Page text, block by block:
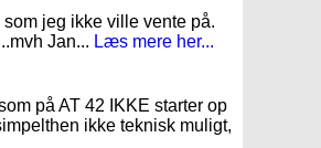
jeg ikke ville vente på.
Jan... Læs mere her...
på AT 42 IKKE starter op
ikke teknisk muligt,